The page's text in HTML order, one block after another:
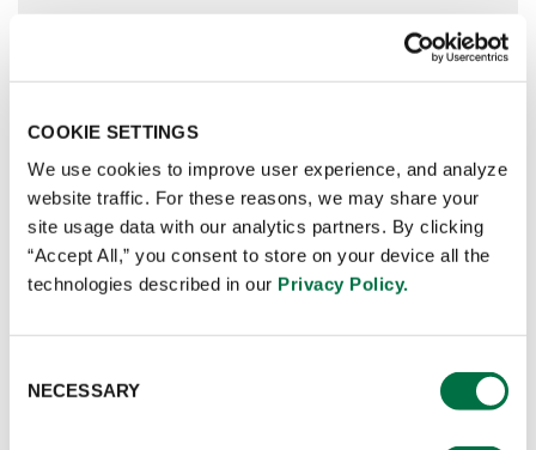
COOKIE SETTINGS
We use cookies to improve user experience, and analyze
website traffic. For these reasons, we may share your
site usage data with our analytics partners. By clicking
“Accept All,” you consent to store on your device all the
technologies described in our Privacy Policy.
Selection
NECESSARY
E-mail*:
บริษัท* :
ประเภทธุรกิจ